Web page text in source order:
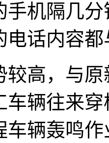
隔几分
电话内容
，与原
车辆往来
车辆轰鸣